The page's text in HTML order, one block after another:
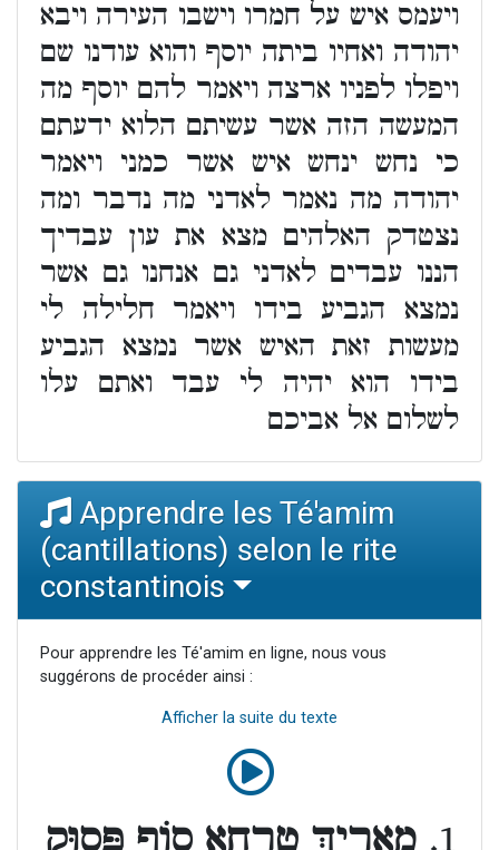
ויעמס איש על חמרו וישבו העירה ויבא
יהודה ואחיו ביתה יוסף והוא עודנו שם
ויפלו לפניו ארצה ויאמר להם יוסף מה
המעשה הזה אשר עשיתם הלוא ידעתם
כי נחש ינחש איש אשר כמני ויאמר
יהודה מה נאמר לאדני מה נדבר ומה
נצטדק האלהים מצא את עון עבדיך
הננו עבדים לאדני גם אנחנו גם אשר
נמצא הגביע בידו ויאמר חלילה לי
מעשות זאת האיש אשר נמצא הגביע
בידו הוא יהיה לי עבד ואתם עלו
לשלום אל אביכם
Apprendre les Té'amim
(cantillations) selon le rite
constantinois
Pour apprendre les Té'amim en ligne, nous vous
suggérons de procéder ainsi :
Afficher la suite du texte